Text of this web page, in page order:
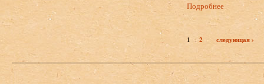
Подробнее о Анна
Страницы
1 2 следующая ›